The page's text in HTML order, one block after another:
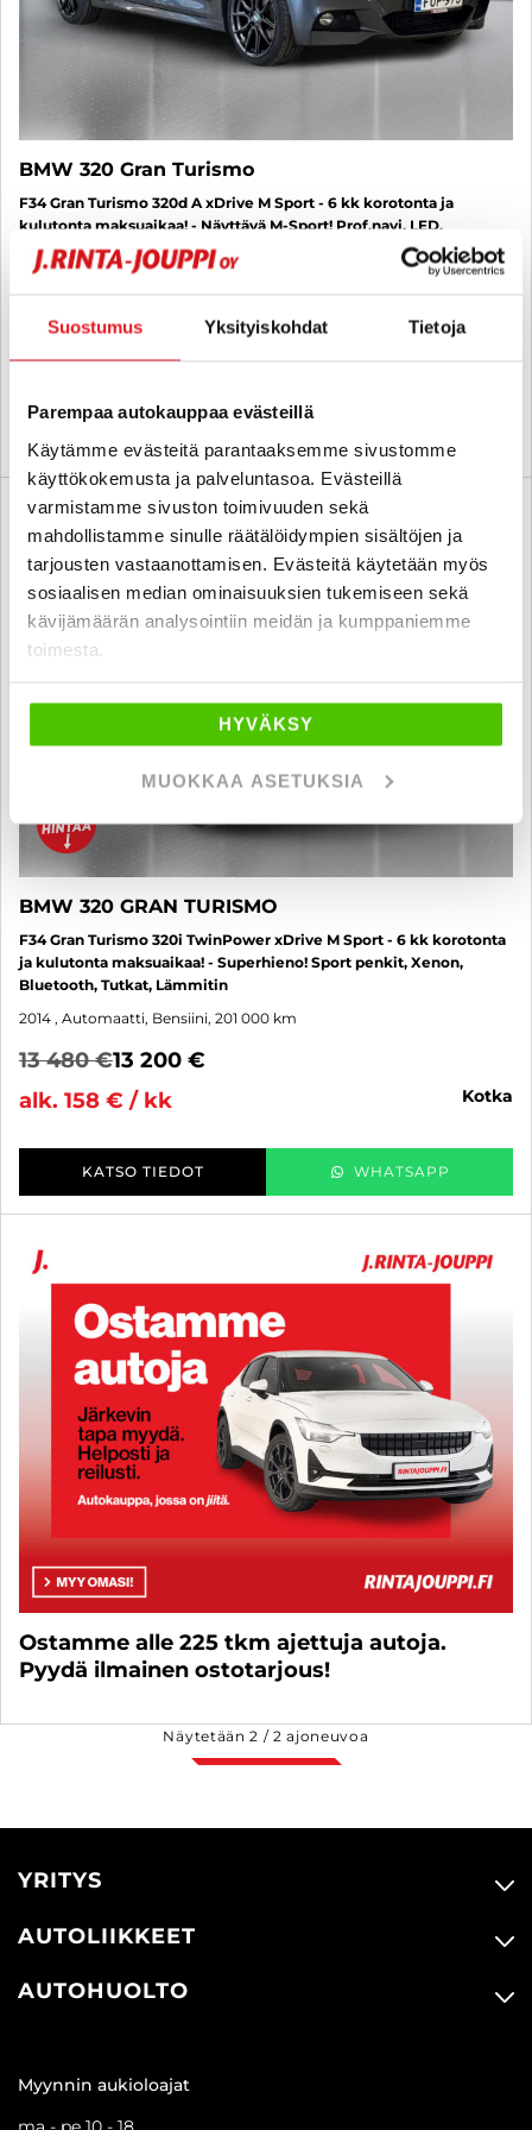
Suostumus Yksityiskohdat Tietoja
Parempaa autokauppaa evästeillä
Käytämme evästeitä parantaaksemme sivustomme
käyttökokemusta ja palveluntasoa. Evästeillä
varmistamme sivuston toimivuuden sekä
mahdollistamme sinulle räätälöidympien sisältöjen ja
tarjousten vastaanottamisen. Evästeitä käytetään myös
sosiaalisen median ominaisuuksien tukemiseen sekä
kävijämäärän analysointiin meidän ja kumppaniemme
toimesta.
HYVÄKSY
MUOKKAA ASETUKSIA
BMW 320 Gran Turismo
F34 Gran Turismo 320d A xDrive M Sport - 6 kk korotonta ja
kulutonta maksuaikaa! - Näyttävä M-Sport! Prof.navi, LED,
Sporttipenkit, Digimittaristo, Lämmitin + sp, Vakkari, Hifi
18 200 €
alk. 206 € / kk
6 kk korotonta ja kulutonta
BMW 320 GRAN TURISMO
F34 Gran Turismo 320i TwinPower xDrive M Sport - 6 kk korotonta
ja kulutonta maksuaikaa! - Superhieno! Sport penkit, Xenon,
Bluetooth, Tutkat, Lämmitin
2014 , Automaatti, Bensiini, 201 000 km
13 480 €13 200 €
alk. 158 € / kk
kotka
KATSO TIEDOT WHATSAPP
Ostamme alle 225 tkm ajettuja autoja.
Pyydä ilmainen ostotarjous!
Näytetään2 /2 ajoneuvoa
YRITYS
AUTOLIIKKEET
AUTOHUOLTO
Myynnin aukioloajat